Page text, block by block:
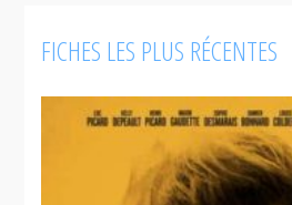
FICHES LES PLUS RÉCENTES